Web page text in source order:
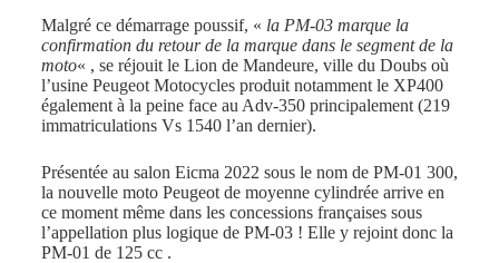
Malgré ce démarrage poussif, « la PM-03 marque la
confirmation du retour de la marque dans le segment de la
moto« , se réjouit le Lion de Mandeure, ville du Doubs où
l’usine Peugeot Motocycles produit notamment le XP400
également à la peine face au Adv-350 principalement (219
immatriculations Vs 1540 l’an dernier).
Présentée au salon Eicma 2022 sous le nom de PM-01 300,
la nouvelle moto Peugeot de moyenne cylindrée arrive en
ce moment même dans les concessions françaises sous
l’appellation plus logique de PM-03 ! Elle y rejoint donc la
PM-01 de 125 cc .